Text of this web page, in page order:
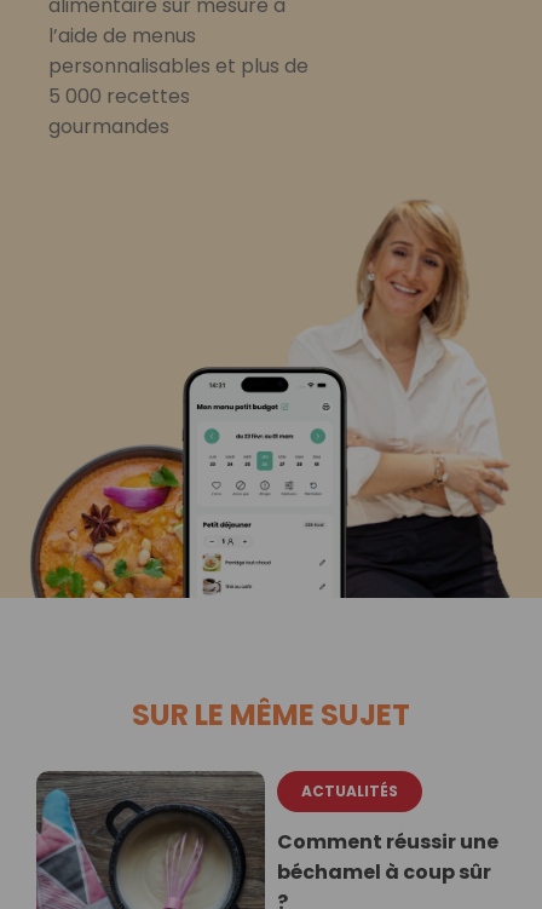
alimentaire sur mesure à
l’aide de menus
personnalisables et plus de
5 000 recettes
gourmandes
SUR LE MÊME SUJET
ACTUALITÉS
Comment réussir une
béchamel à coup sûr
?